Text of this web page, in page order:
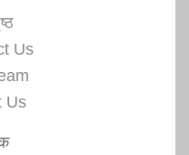
Us
Us